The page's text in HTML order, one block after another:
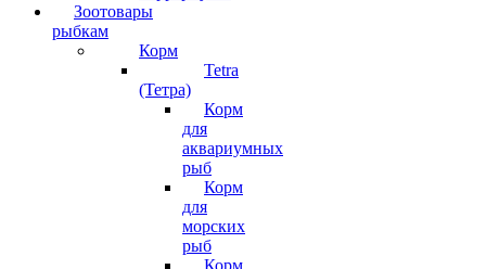
Зоотовары
рыбкам
Корм
Tetra
(Тетра)
Корм
для
аквариумных
рыб
Корм
для
морских
рыб
Корм